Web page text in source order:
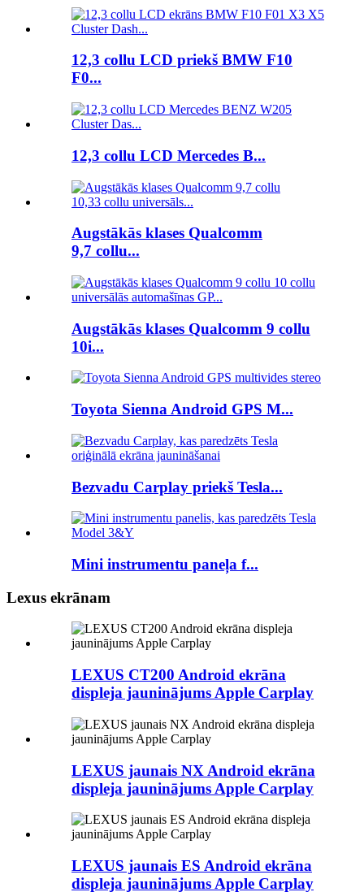
12,3 collu LCD priekš BMW F10
F0...
12,3 collu LCD Mercedes B...
Augstākās klases Qualcomm
9,7 collu...
Augstākās klases Qualcomm 9 collu
10i...
Toyota Sienna Android GPS M...
Bezvadu Carplay priekš Tesla...
Mini instrumentu paneļa f...
Lexus ekrānam
LEXUS CT200 Android ekrāna
displeja jauninājums Apple Carplay
LEXUS jaunais NX Android ekrāna
displeja jauninājums Apple Carplay
LEXUS jaunais ES Android ekrāna
displeja jauninājums Apple Carplay